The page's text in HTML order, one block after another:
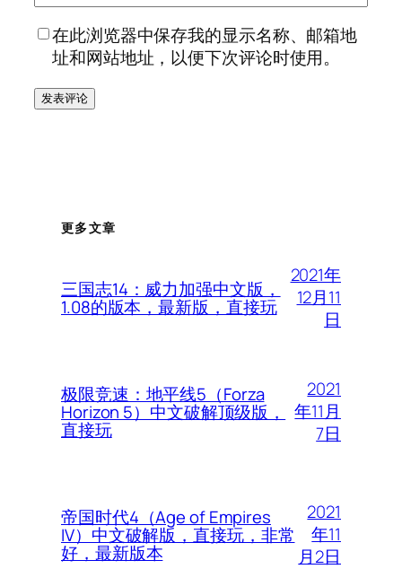
在此浏览器中保存我的显示名称、邮箱地
址和网站地址，以便下次评论时使用。
更多文章
三国志14：威力加强中文版，
1.08的版本，最新版，直接玩
2021年
12月11
日
极限竞速：地平线5（Forza
Horizon 5）中文破解顶级版，
直接玩
2021
年11月
7日
帝国时代4（Age of Empires
IV）中文破解版，直接玩，非常
好，最新版本
2021
年11
月2日